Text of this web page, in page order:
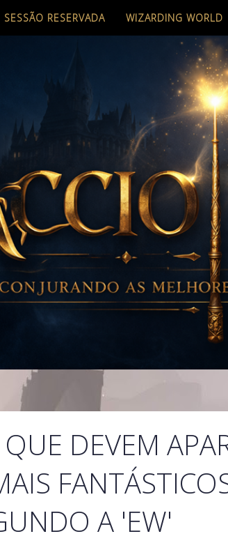
SESSÃO RESERVADA WIZARDING WORLD
DEVEM
A 'EW'